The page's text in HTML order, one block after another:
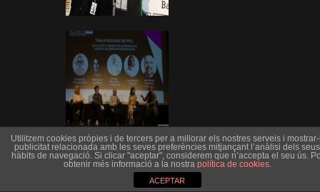
Utilitzem cookies pròpies i de tercers per a millorar els nostres serveis i
publicitat relacionada amb les seves preferències mitjançant l’anàlisi dels seus
hàbits de navegació. Si clicar "aceptar", considerem que n’accepta el seu ús.
obtenir més informació a la nostra política de cookies.
ACEPTAR